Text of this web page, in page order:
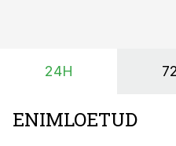
24H
ENIMLOETUD